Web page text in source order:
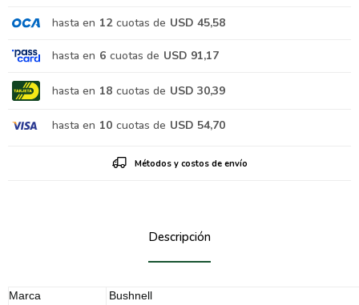
hasta en 12 cuotas de USD 45,58
hasta en 6 cuotas de USD 91,17
hasta en 18 cuotas de USD 30,39
hasta en 10 cuotas de USD 54,70
Métodos y costos de envío
Descripción
Marca
Bushnell